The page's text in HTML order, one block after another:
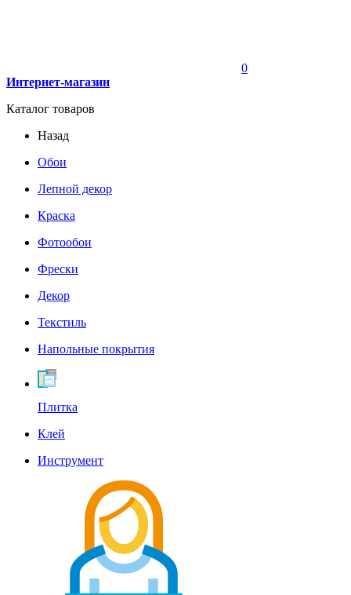
0
Интернет-магазин
Каталог товаров
Назад
Обои
Лепной декор
Краска
Фотообои
Фрески
Декор
Текстиль
Напольные покрытия
Плитка
Клей
Инструмент